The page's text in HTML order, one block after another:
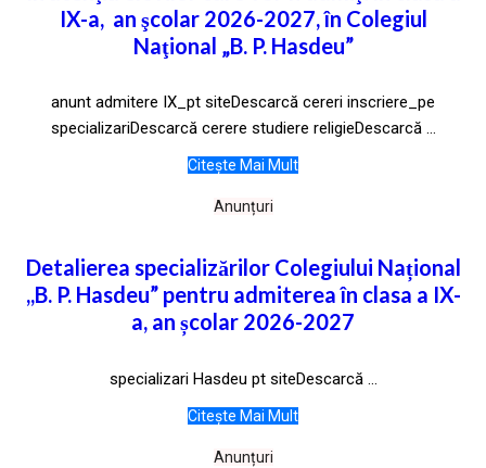
IX-a, an şcolar 2026-2027, în Colegiul
Naţional „B. P. Hasdeu”
anunt admitere IX_pt siteDescarcă cereri inscriere_pe
specializariDescarcă cerere studiere religieDescarcă ...
Citește Mai Mult
Anunțuri
Detalierea specializărilor Colegiului Național
,,B. P. Hasdeu” pentru admiterea în clasa a IX-
a, an școlar 2026-2027
specializari Hasdeu pt siteDescarcă ...
Citește Mai Mult
Anunțuri